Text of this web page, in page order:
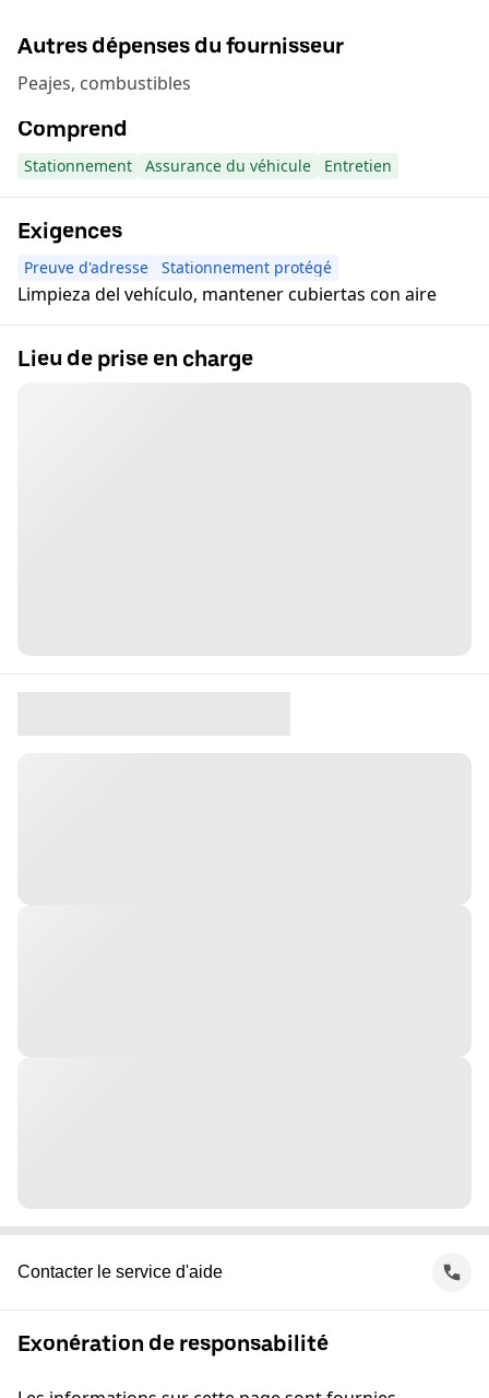
Autres dépenses du fournisseur
Peajes, combustibles
Comprend
Stationnement Assurance du véhicule Entretien
Exigences
Preuve d'adresse Stationnement protégé
Limpieza del vehículo, mantener cubiertas con aire
Lieu de prise en charge
Contacter le service d'aide
Exonération de responsabilité